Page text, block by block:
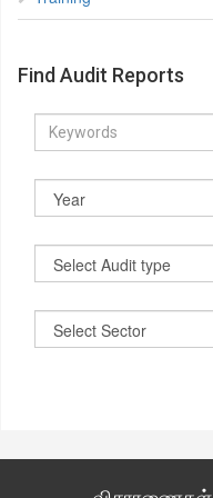
Find Audit Reports